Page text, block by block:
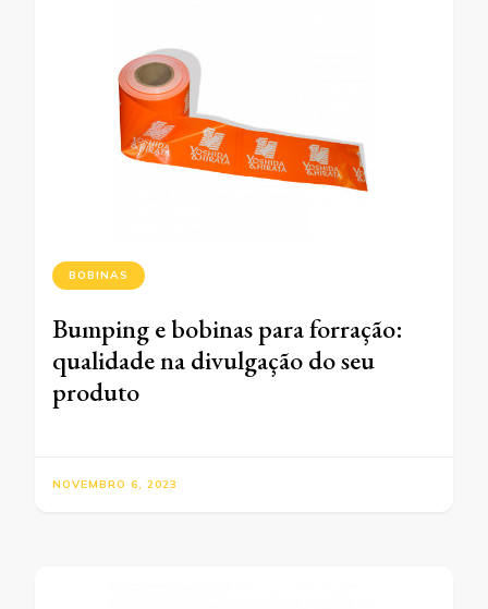
BOBINAS
Bumping e bobinas para forração:
qualidade na divulgação do seu
produto
NOVEMBRO 6, 2023